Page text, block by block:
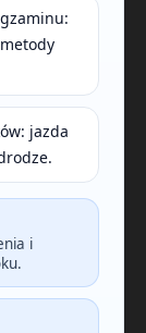
jazda
i